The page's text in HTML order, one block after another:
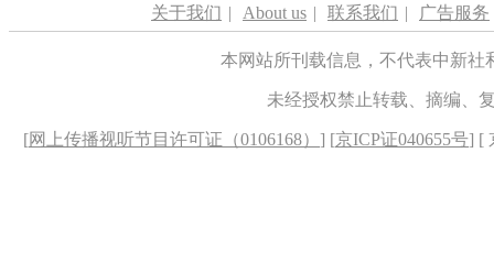
关于我们 | About us | 联系我们 | 广告服务
本网站所刊载信息，不代表中新
未经授权禁止转载、摘编、
[网上传播视听节目许可证（0106168） ] [京ICP证040655号] [